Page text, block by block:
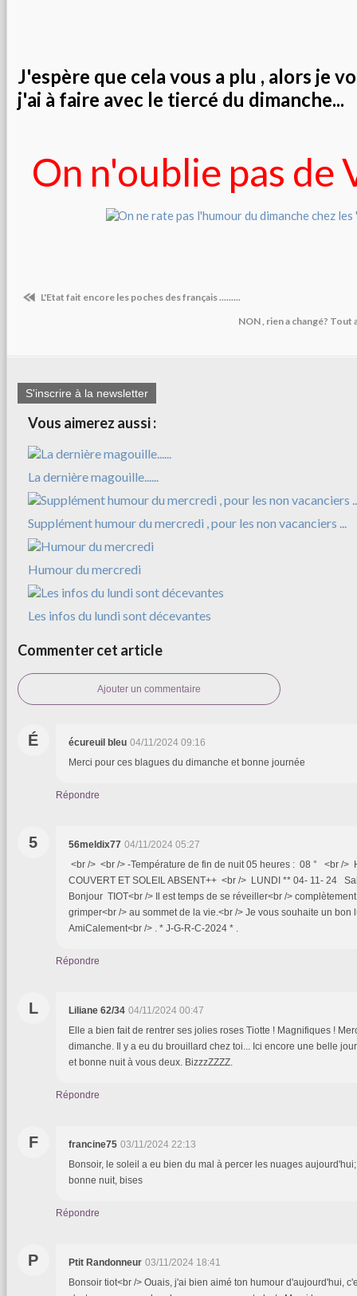
J'espère que cela vous a plu , alors je
j'ai à faire avec le tiercé du dimanche...
On n'oublie pas de
L'Etat fait encore les poches des français .........
NON , rien a changé?
S'inscrire à la newsletter
Vous aimerez aussi :
La dernière magouille......
Supplément humour du mercredi , pour les non vacanciers ...
Humour du mercredi
Les infos du lundi sont décevantes
Commenter cet article
Ajouter un commentaire
É écureuil bleu 04/11/2024 09:16
Merci pour ces blagues du dimanche et bonne journée
Répondre
5 56meldix77 04/11/2024 05:27
<br /> <br /> -Température de fin de nuit 05 heures : 08 ° <br />
COUVERT ET SOLEIL ABSENT++ <br /> LUNDI ** 04- 11- 24
Bonjour TIOT<br /> Il est temps de se réveiller<br />
grimper<br /> au sommet de la vie.<br /> Je vous souhaite un bon
AmiCalement<br /> . * J-G-R-C-2024 * .
Répondre
L Liliane 62/34 04/11/2024 00:47
Elle a bien fait de rentrer ses jolies roses Tiotte ! Magnifiques !
dimanche. Il y a eu du brouillard chez toi... Ici encore une belle
et bonne nuit à vous deux. BizzzZZZZ.
Répondre
F francine75 03/11/2024 22:13
Bonsoir, le soleil a eu bien du mal à percer les nuages
bonne nuit, bises
Répondre
P Ptit Randonneur 03/11/2024 18:41
Bonsoir tiot<br /> Ouais, j'ai bien aimé ton humour d'aujourd'hui,